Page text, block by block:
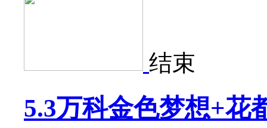
结束
5.3万科金色梦想+花